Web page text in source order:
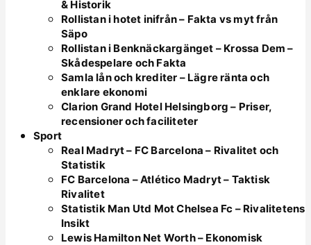
& Historik
Rollistan i hotet inifrån – Fakta vs myt från
Säpo
Rollistan i Benknäckargänget – Krossa Dem –
Skådespelare och Fakta
Samla lån och krediter – Lägre ränta och
enklare ekonomi
Clarion Grand Hotel Helsingborg – Priser,
recensioner och faciliteter
Sport
Real Madryt – FC Barcelona – Rivalitet och
Statistik
FC Barcelona – Atlético Madryt – Taktisk
Rivalitet
Statistik Man Utd Mot Chelsea Fc – Rivalitetens
Insikt
Lewis Hamilton Net Worth – Ekonomisk